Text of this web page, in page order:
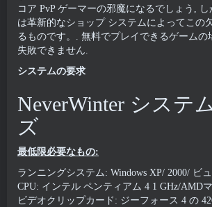
コア PvP ゲーマーの邪魔になるでしょう,
は革新的なショップ システムによってこの
るものです。. 無料でプレイできるゲームの
失敗できません.
システムの要求
NeverWinter システ
ズ
最低限必要なもの:
ランニングシステム: Windows XP/ 2000/ ビ
CPU: インテル ペンティアム 4 1 GHz/AMD
ビデオクリップカード: ジーフォース 4 の